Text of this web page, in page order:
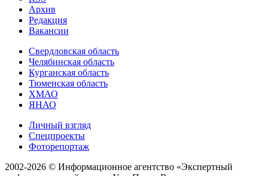
Архив
Редакция
Вакансии
Свердловская область
Челябинская область
Курганская область
Тюменская область
ХМАО
ЯНАО
Личный взгляд
Спецпроекты
Фоторепортаж
2002-2026 © Информационное агентство «Экспертный